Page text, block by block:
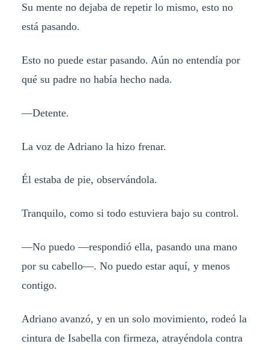
Su mente no dejaba de repetir lo mismo, esto no
está pasando.
Esto no puede estar pasando. Aún no entendía por
qué su padre no había hecho nada.
—Detente.
La voz de Adriano la hizo frenar.
Él estaba de pie, observándola.
Tranquilo, como si todo estuviera bajo su control.
—No puedo —respondió ella, pasando una mano
por su cabello—. No puedo estar aquí, y menos
contigo.
Adriano avanzó, y en un solo movimiento, rodeó la
cintura de Isabella con firmeza, atrayéndola contra